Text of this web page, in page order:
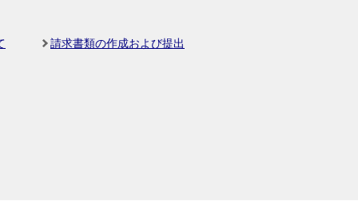
請求書類の作成および提出